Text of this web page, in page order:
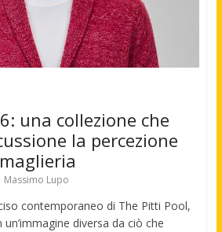
una collezione che
la percezione
Massimo Lupo
contemporaneo di The Pitti Pool,
diversa da ciò che